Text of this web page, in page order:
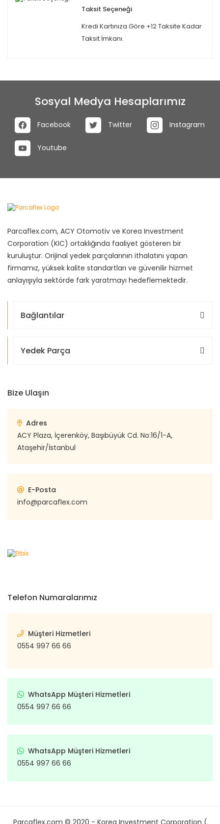
Taksit Seçeneği
Kredi Kartınıza Göre +12 Taksite Kadar
Taksit İmkanı.
Sosyal Medya Hesaplarımız
Facebook Twitter Instagram
Youtube
Parcaflex.com, ACY Otomotiv ve Korea Investment
Corporation (KIC) ortaklığında faaliyet gösteren bir
kuruluştur. Orijinal yedek parçalarının ithalatını yapan
firmamız, yüksek kalite standartları ve güvenilir hizmet
anlayışıyla sektörde fark yaratmayı hedeflemektedir.
Bağlantılar
Yedek Parça
Bize Ulaşın
Adres
ACY Plaza, İçerenköy, Başıbüyük Cd. No:16/1-A,
Ataşehir/İstanbul
E-Posta
info@parcaflex.com
Telefon Numaralarımız
Müşteri Hizmetleri
0554 997 66 66
WhatsApp Müşteri Hizmetleri
0554 997 66 66
WhatsApp Müşteri Hizmetleri
0554 997 66 66
Parcaflex.com © 2020 - Korea Investment Corporation (